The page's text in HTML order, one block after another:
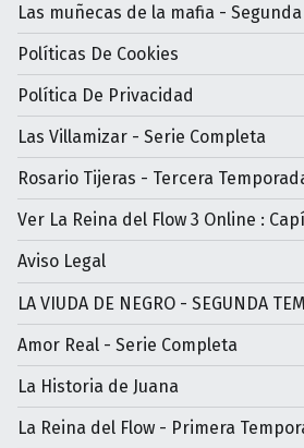
Las muñecas de la mafia -
Políticas De Cookies
Política De Privacidad
Las Villamizar - Serie Completa
Rosario Tijeras - Tercera
Ver La Reina del Flow 3 Online :
Aviso Legal
LA VIUDA DE NEGRO - SEGUNDA
Amor Real - Serie Completa
La Historia de Juana
La Reina del Flow - Primera